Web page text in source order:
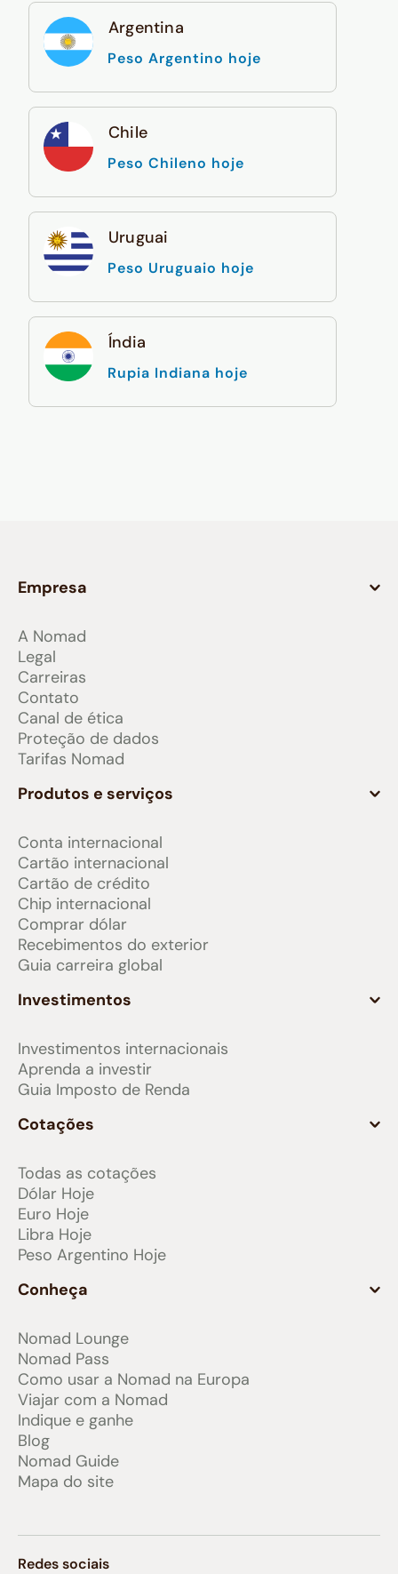
Argentina
Peso Argentino hoje
Chile
Peso Chileno hoje
Uruguai
Peso Uruguaio hoje
Índia
Rupia Indiana hoje
Empresa
A Nomad
Legal
Carreiras
Contato
Canal de ética
Proteção de dados
Tarifas Nomad
Produtos e serviços
Conta internacional
Cartão internacional
Cartão de crédito
Chip internacional
Comprar dólar
Recebimentos do exterior
Guia carreira global
Investimentos
Investimentos internacionais
Aprenda a investir
Guia Imposto de Renda
Cotações
Todas as cotações
Dólar Hoje
Euro Hoje
Libra Hoje
Peso Argentino Hoje
Conheça
Nomad Lounge
Nomad Pass
Como usar a Nomad na Europa
Viajar com a Nomad
Indique e ganhe
Blog
Nomad Guide
Mapa do site
Redes sociais